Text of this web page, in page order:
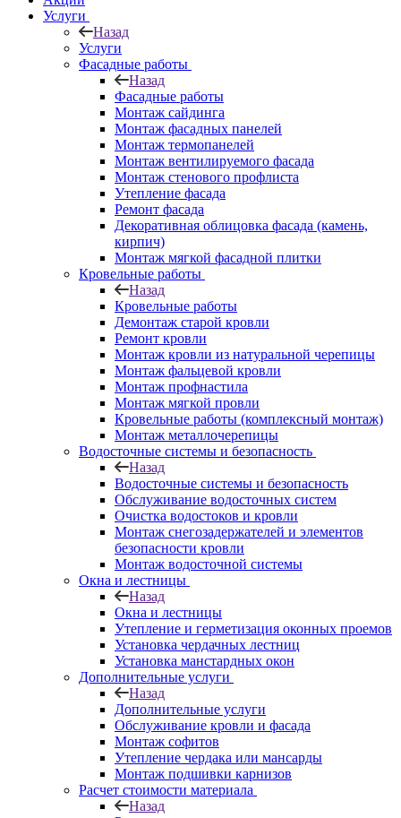
Услуги
Назад
Услуги
Фасадные работы
Назад
Фасадные работы
Монтаж сайдинга
Монтаж фасадных панелей
Монтаж термопанелей
Монтаж вентилируемого фасада
Монтаж стенового профлиста
Утепление фасада
Ремонт фасада
Декоративная облицовка фасада (камень,
кирпич)
Монтаж мягкой фасадной плитки
Кровельные работы
Назад
Кровельные работы
Демонтаж старой кровли
Ремонт кровли
Монтаж кровли из натуральной черепицы
Монтаж фальцевой кровли
Монтаж профнастила
Монтаж мягкой провли
Кровельные работы (комплексный монтаж)
Монтаж металлочерепицы
Водосточные системы и безопасность
Назад
Водосточные системы и безопасность
Обслуживание водосточных систем
Очистка водостоков и кровли
Монтаж снегозадержателей и элементов
безопасности кровли
Монтаж водосточной системы
Окна и лестницы
Назад
Окна и лестницы
Утепление и герметизация оконных проемов
Установка чердачных лестниц
Установка манстардных окон
Дополнительные услуги
Назад
Дополнительные услуги
Обслуживание кровли и фасада
Монтаж софитов
Утепление чердака или мансарды
Монтаж подшивки карнизов
Расчет стоимости материала
Назад